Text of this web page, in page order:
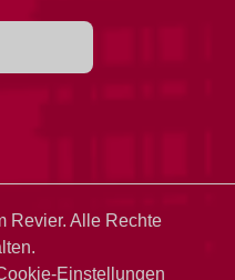
Revier. Alle Rechte
Einstellungen